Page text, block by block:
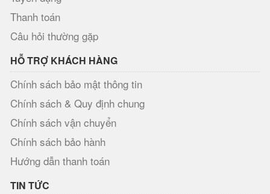
Thanh toán
Câu hỏi thường gặp
HỖ TRỢ KHÁCH HÀNG
Chính sách bảo mật thông tin
Chính sách & Quy định chung
Chính sách vận chuyển
Chính sách bảo hành
Hướng dẫn thanh toán
TIN TỨC